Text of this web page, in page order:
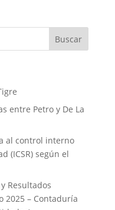
entre Petro y De La
al control interno
(ICSR) según el
Resultados
2025 – Contaduría